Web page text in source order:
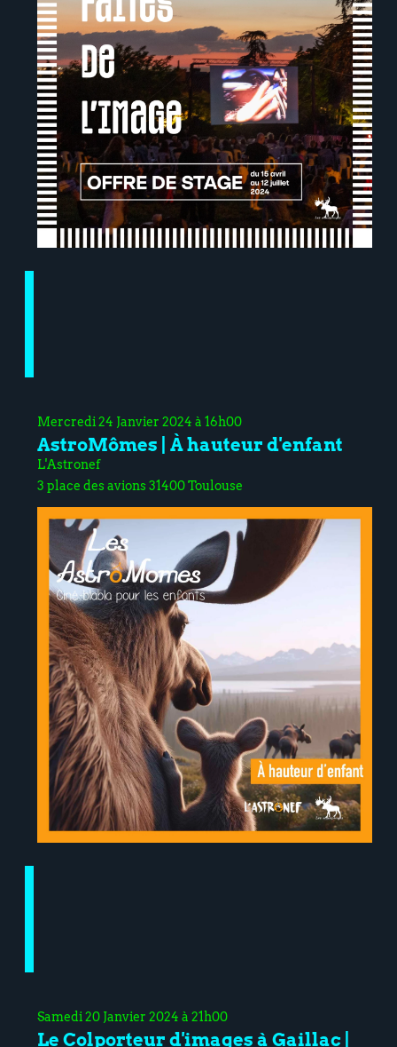
Mercredi 24 Janvier 2024 à 16h00
AstroMômes | À hauteur d'enfant
L'Astronef
3 place des avions 31400 Toulouse
Samedi 20 Janvier 2024 à 21h00
Le Colporteur d'images à Gaillac |